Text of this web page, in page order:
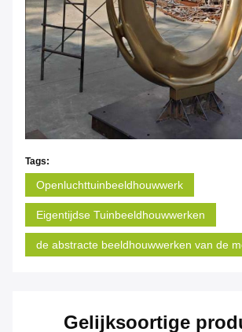
Tags:
Openluchttuinbeeldhouwwerk
Eigentijdse Tuinbeeldhouwwerken
de abstracte beeldhouwwerken van de
Gelijksoortige